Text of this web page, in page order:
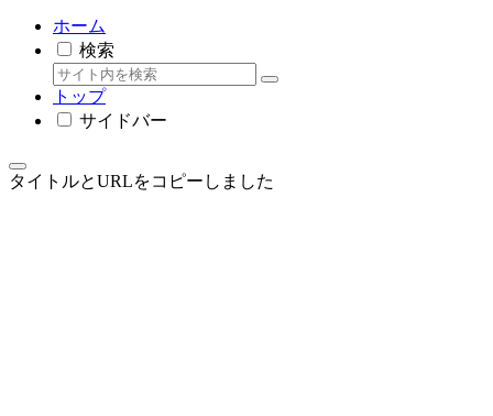
ホーム
検索
トップ
サイドバー
タイトルとURLをコピーしました